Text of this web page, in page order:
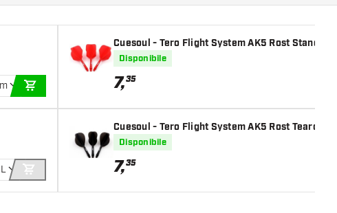
AGGIUNGI AL CARRELLO
L
AGGIUNGI AL CARRELLO
Cuesoul - Tero Flight System AK5 Rost Standard
Disponibile
7,35
Cuesoul - Tero Flight System AK5 Rost
Disponibile
7,35